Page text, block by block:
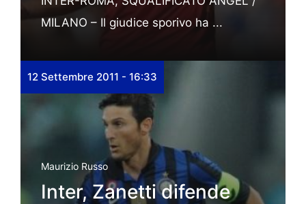
MILANO – Il giudice sporivo ha ...
12 Settembre 2011 - 16:33
Maurizio Russo
Inter, Zanetti difende